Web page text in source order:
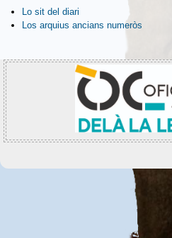
Lo sit del diari
Los arquius ancians numeròs